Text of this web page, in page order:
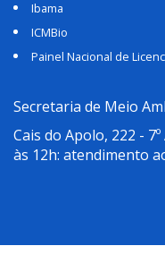
Ibama
ICMBio
Painel Nacional de
Secretaria de Meio
Cais do Apolo, 222 -
às 12h: atendimento